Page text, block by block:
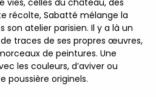
vies, celles du château, des
récolte, Sabatté mélange la
son atelier parisien. Il y a là un
traces de ses propres œuvres,
de peintures. Une
les couleurs, d’aviver ou
poussière originels.